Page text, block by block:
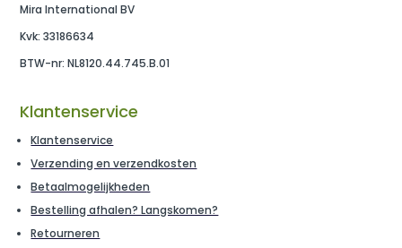
Mira International BV
Kvk: 33186634
BTW-nr: NL8120.44.745.B.01
Klantenservice
Klantenservice
Verzending en verzendkosten
Betaalmogelijkheden
Bestelling afhalen? Langskomen?
Retourneren